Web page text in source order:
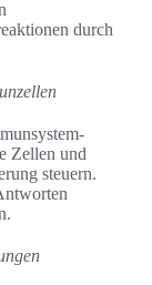
durch
Zellen und
steuern.